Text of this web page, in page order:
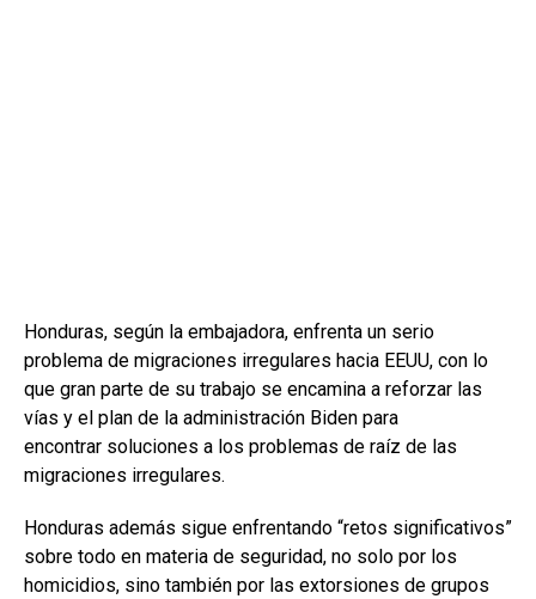
Honduras, según la embajadora, enfrenta un serio
problema de migraciones irregulares hacia EEUU, con lo
que gran parte de su trabajo se encamina a reforzar las
vías y el plan de la administración Biden para
encontrar soluciones a los problemas de raíz de las
migraciones irregulares.
Honduras además sigue enfrentando “retos significativos”
sobre todo en materia de seguridad, no solo por los
homicidios, sino también por las extorsiones de grupos